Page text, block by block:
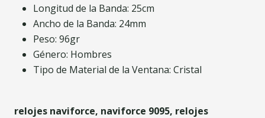
Longitud de la Banda: 25cm
Ancho de la Banda: 24mm
Peso: 96gr
Género: Hombres
Tipo de Material de la Ventana: Cristal
relojes naviforce, naviforce 9095, relojes